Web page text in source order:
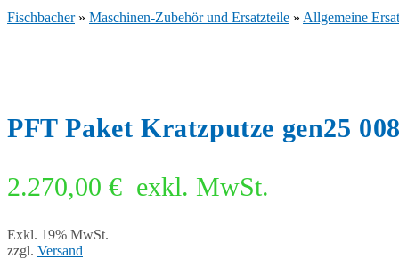
Fischbacher» Maschinen-Zubehör und Ersatzteile » Allgemeine
PFT Paket Kratzputze gen25
2.270,00 € exkl. MwSt.
Exkl. 19% MwSt.
zzgl. Versand